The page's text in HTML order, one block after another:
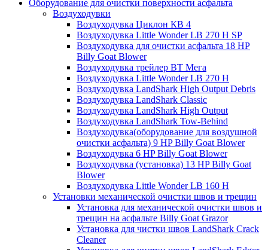
Оборудование для очистки поверхности асфальта
Воздуходувки
Воздуходувка Циклон КВ 4
Воздуходувка Little Wonder LB 270 H SP
Воздуходувка для очистки асфальта 18 HP
Billy Goat Blower
Воздуходувка трейлер ВТ Мега
Воздуходувка Little Wonder LB 270 H
Воздуходувка LandShark High Оutput Debris
Воздуходувка LandShark Classic
Воздуходувка LandShark High Output
Воздуходувка LandShark Tow-Behind
Воздуходувка(оборудование для воздушной
очистки асфальта) 9 HP Billy Goat Blower
Воздуходувка 6 HP Billy Goat Blower
Воздуходувка (установка) 13 HP Billy Goat
Blower
Воздуходувка Little Wonder LB 160 H
Установки механической очистки швов и трещин
Установка для механической очистки швов и
трещин на асфальте Billy Goat Grazor
Установка для чистки швов LandShark Crack
Cleaner